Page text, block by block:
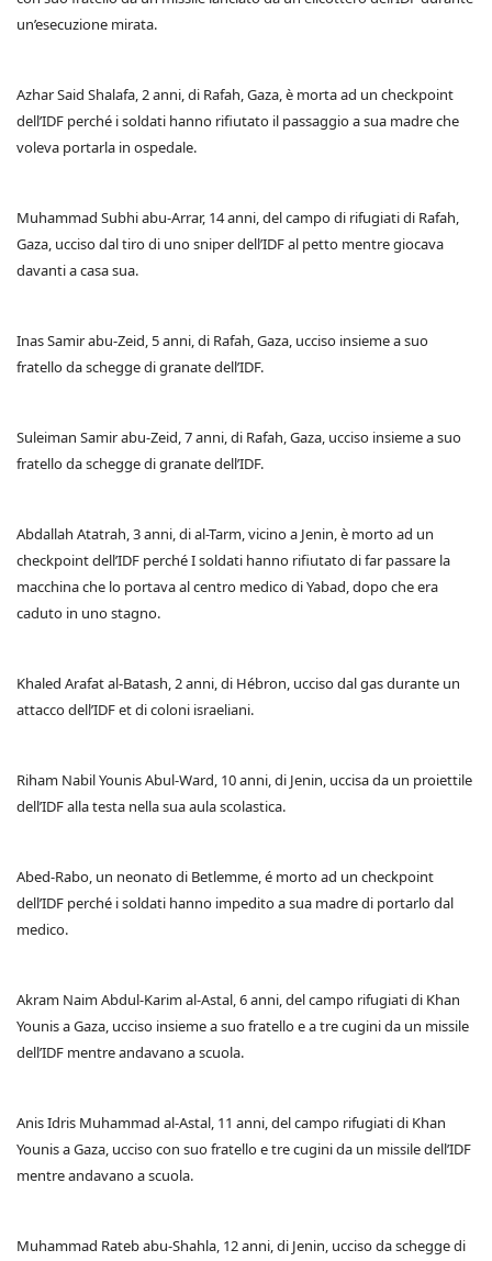
un’esecuzione mirata.
Azhar Said Shalafa, 2 anni, di Rafah, Gaza, è morta ad un checkpoint
dell’IDF perché i soldati hanno rifiutato il passaggio a sua madre che
voleva portarla in ospedale.
Muhammad Subhi abu-Arrar, 14 anni, del campo di rifugiati di Rafah,
Gaza, ucciso dal tiro di uno sniper dell’IDF al petto mentre giocava
davanti a casa sua.
Inas Samir abu-Zeid, 5 anni, di Rafah, Gaza, ucciso insieme a suo
fratello da schegge di granate dell’IDF.
Suleiman Samir abu-Zeid, 7 anni, di Rafah, Gaza, ucciso insieme a suo
fratello da schegge di granate dell’IDF.
Abdallah Atatrah, 3 anni, di al-Tarm, vicino a Jenin, è morto ad un
checkpoint dell’IDF perché I soldati hanno rifiutato di far passare la
macchina che lo portava al centro medico di Yabad, dopo che era
caduto in uno stagno.
Khaled Arafat al-Batash, 2 anni, di Hébron, ucciso dal gas durante un
attacco dell’IDF et di coloni israeliani.
Riham Nabil Younis Abul-Ward, 10 anni, di Jenin, uccisa da un proiettile
dell’IDF alla testa nella sua aula scolastica.
Abed-Rabo, un neonato di Betlemme, é morto ad un checkpoint
dell’IDF perché i soldati hanno impedito a sua madre di portarlo dal
medico.
Akram Naim Abdul-Karim al-Astal, 6 anni, del campo rifugiati di Khan
Younis a Gaza, ucciso insieme a suo fratello e a tre cugini da un missile
dell’IDF mentre andavano a scuola.
Anis Idris Muhammad al-Astal, 11 anni, del campo rifugiati di Khan
Younis a Gaza, ucciso con suo fratello e tre cugini da un missile dell’IDF
mentre andavano a scuola.
Muhammad Rateb abu-Shahla, 12 anni, di Jenin, ucciso da schegge di